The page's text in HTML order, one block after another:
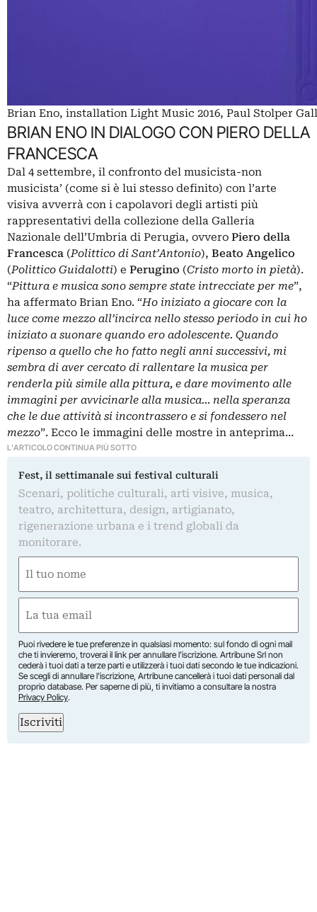
Brian Eno, installation Light Music 2016, Paul Stolper
BRIAN ENO IN DIALOGO CON PIERO DELLA
FRANCESCA
Dal 4 settembre, il confronto del musicista-non
musicista’ (come si è lui stesso definito) con l’arte
visiva avverrà con i capolavori degli artisti più
rappresentativi della collezione della Galleria
Nazionale dell’Umbria di Perugia, ovvero Piero della
Francesca (Polittico di Sant’Antonio), Beato Angelico
(Polittico Guidalotti) e Perugino (Cristo morto in pietà).
“Pittura e musica sono sempre state intrecciate per me”,
ha affermato Brian Eno. “Ho iniziato a giocare con la
luce come mezzo all’incirca nello stesso periodo in cui ho
iniziato a suonare quando ero adolescente. Quando
ripenso a quello che ho fatto negli anni successivi, mi
sembra di aver cercato di rallentare la musica per
renderla più simile alla pittura, e dare movimento alle
immagini per avvicinarle alla musica… nella speranza
che le due attività si incontrassero e si fondessero nel
mezzo”. Ecco le immagini delle mostre in anteprima…
L'ARTICOLO CONTINUA PIÙ SOTTO
Fest, il settimanale sui festival culturali
Scenari, politiche culturali, arti visive, musica,
teatro, architettura, design, artigianato,
rigenerazione urbana e i trend globali da
monitorare.
(Required)
First
(Required)
Puoi rivedere le tue preferenze in qualsiasi momento: sul fondo di ogni mail
che ti invieremo, troverai il link per annullare l’iscrizione. Artribune Srl non
cederà i tuoi dati a terze parti e utilizzerà i tuoi dati secondo le tue indicazioni.
Se scegli di annullare l’iscrizione, Artribune cancellerà i tuoi dati personali dal
proprio database. Per saperne di più, ti invitiamo a consultare la nostra
Privacy Policy.
Iscriviti